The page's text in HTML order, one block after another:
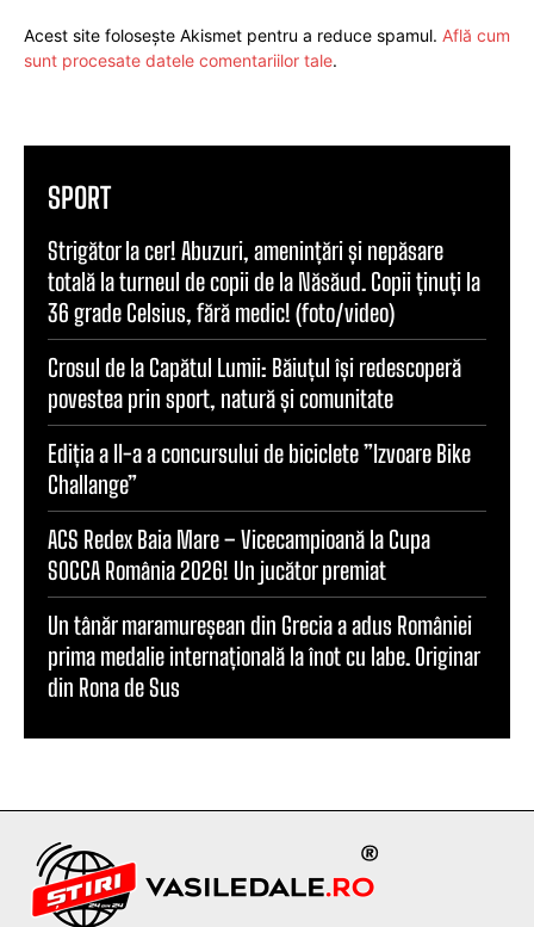
Acest site folosește Akismet pentru a reduce spamul. Află cum
sunt procesate datele comentariilor tale.
SPORT
Strigător la cer! Abuzuri, amenințări și nepăsare
totală la turneul de copii de la Năsăud. Copii ținuți la
36 grade Celsius, fără medic! (foto/video)
Crosul de la Capătul Lumii: Băiuțul își redescoperă
povestea prin sport, natură și comunitate
Ediția a II-a a concursului de biciclete ”Izvoare Bike
Challange”
ACS Redex Baia Mare – Vicecampioană la Cupa
SOCCA România 2026! Un jucător premiat
Un tânăr maramureșean din Grecia a adus României
prima medalie internațională la înot cu labe. Originar
din Rona de Sus